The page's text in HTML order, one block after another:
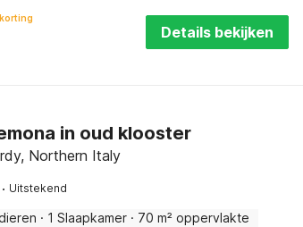
Details bekijken
in oud klooster
Northern Italy
· Uitstekend
· 1 Slaapkamer · 70 m² oppervlakte